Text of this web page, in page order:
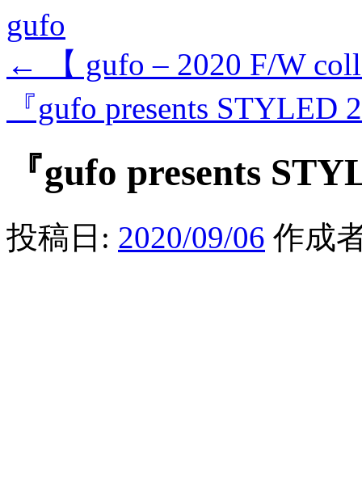
gufo
←
【 gufo – 2020 F/W
『gufo presents STYLED
『gufo presents
投稿日: 2020/09/06 作成